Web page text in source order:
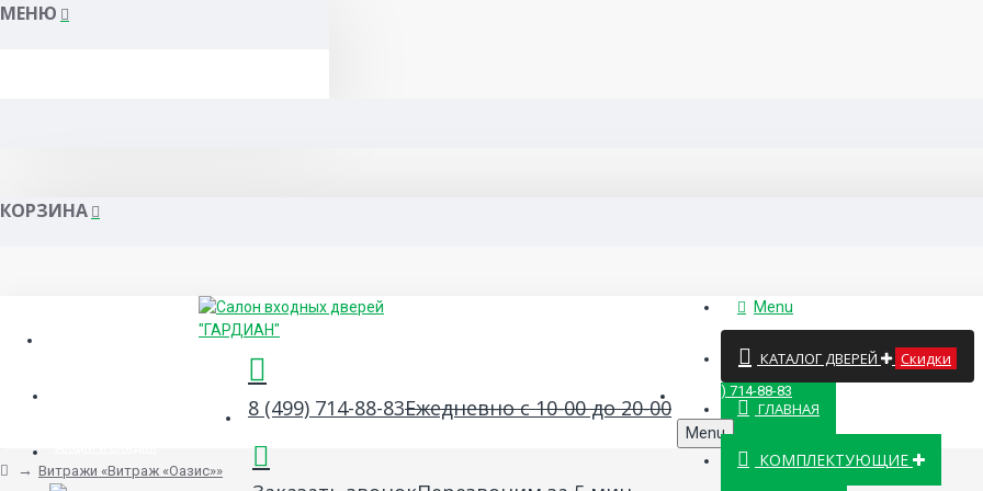
МЕНЮ
КОРЗИНА
8 (499) 714-88-83Ежедневно с 10-00 до 20-00
Menu
КАТАЛОГ ДВЕРЕЙ Скидки
ГЛАВНАЯ
КОМПЛЕКТУЮЩИЕ
8 (499) 714-88-83
Menu
Витражи «Витраж «Оазис»»